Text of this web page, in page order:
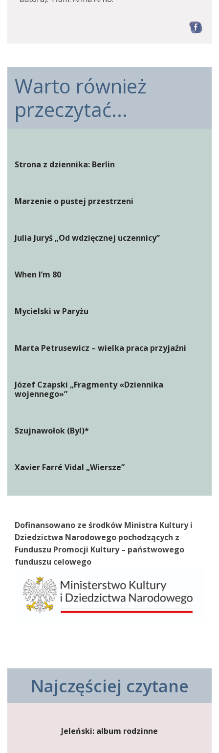
Warto również
przeczytać...
Strona z dziennika: Berlin
Marzenie o pustej przestrzeni
Julia Juryś „Od wdzięcznej uczennicy”
When I’m 80
Mycielski w Paryżu
Marta Petrusewicz – wielka praca przyjaźni
Józef Czapski „Fragmenty «Dziennika
wojennego»”
Szujnawołok (Byl)*
Xavier Farré Vidal „Wiersze”
Dofinansowano ze środków Ministra Kultury i
Dziedzictwa Narodowego pochodzących z
Funduszu Promocji Kultury – państwowego
funduszu celowego
Najczęściej czytane
Jeleński: album rodzinne